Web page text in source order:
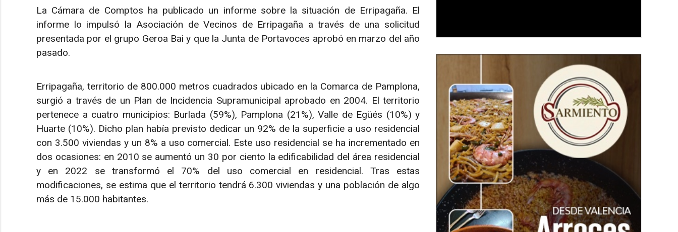
La Cámara de Comptos ha publicado un informe sobre la situación de Erripagaña. El
informe lo impulsó la Asociación de Vecinos de Erripagaña a través de una solicitud
presentada por el grupo Geroa Bai y que la Junta de Portavoces aprobó en marzo del año
pasado.
Erripagaña, territorio de 800.000 metros cuadrados ubicado en la Comarca de Pamplona,
surgió a través de un Plan de Incidencia Supramunicipal aprobado en 2004. El territorio
pertenece a cuatro municipios: Burlada (59%), Pamplona (21%), Valle de Egüés (10%) y
Huarte (10%). Dicho plan había previsto dedicar un 92% de la superficie a uso residencial
con 3.500 viviendas y un 8% a uso comercial. Este uso residencial se ha incrementado en
dos ocasiones: en 2010 se aumentó un 30 por ciento la edificabilidad del área residencial
y en 2022 se transformó el 70% del uso comercial en residencial. Tras estas
modificaciones, se estima que el territorio tendrá 6.300 viviendas y una población de algo
más de 15.000 habitantes.